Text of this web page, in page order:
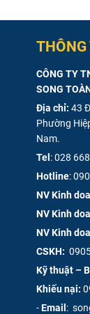
THÔNG
CÔNG TY
SONG
Địa chỉ: 43
Phường
Nam.
Tel :028
Hotline:
NV Kinh
NV Kinh
NV Kinh
CSKH:
Kỹ thuật –
Khiếu nại:
-Email :